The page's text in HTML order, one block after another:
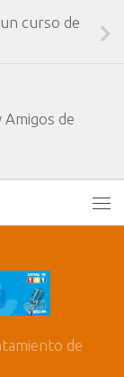
curso de
Amigos de
de